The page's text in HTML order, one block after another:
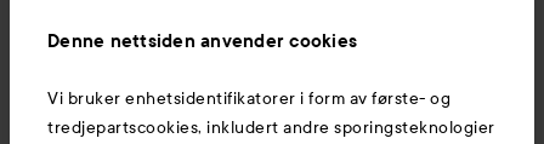
Denne nettsiden anvender cookies
Vi bruker enhetsidentifikatorer i form av første- og
tredjepartscookies, inkludert andre sporingsteknologier
Informasjon
Også av interesse